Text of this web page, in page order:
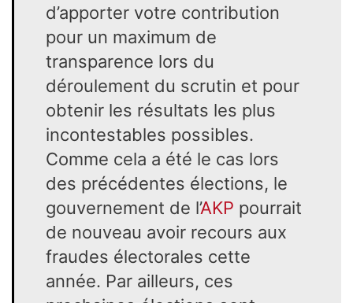
d’apporter votre contribution
pour un maximum de
transparence lors du
déroulement du scrutin et pour
obtenir les résultats les plus
incontestables possibles.
Comme cela a été le cas lors
des précédentes élections, le
gouvernement de l’AKP pourrait
de nouveau avoir recours aux
fraudes électorales cette
année. Par ailleurs, ces